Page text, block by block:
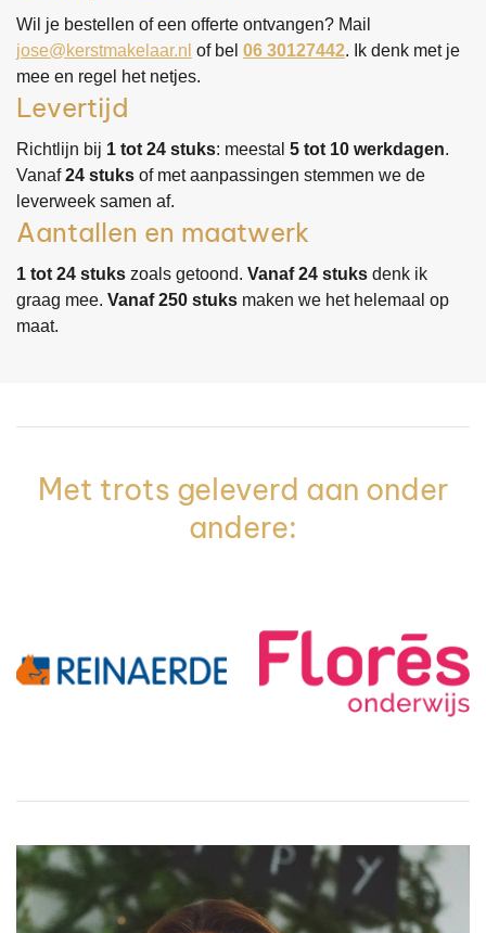
Wil je bestellen of een offerte ontvangen? Mail
jose@kerstmakelaar.nl of bel 06 30127442. Ik denk met je
mee en regel het netjes.
Levertijd
Richtlijn bij 1 tot 24 stuks: meestal 5 tot 10 werkdagen.
Vanaf24 stuks of met aanpassingen stemmen we de
leverweek samen af.
Aantallen en maatwerk
1 tot 24 stuks zoals getoond. Vanaf 24 stuks denk ik
graag mee. Vanaf 250 stuks maken we het helemaal op
maat.
Met trots geleverd aan onder
andere: